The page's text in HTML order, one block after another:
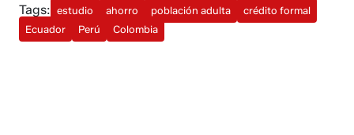
Tags: estudio ahorro población adulta
crédito formal
Ecuador
Perú Colombia